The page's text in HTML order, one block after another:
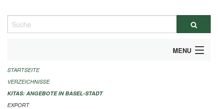
Suche
MENU
ALLGEMEINE INFORMATIONEN
IMPRESSUM
STARTSEITE
VERZEICHNISSE
KITAS: ANGEBOTE IN BASEL-STADT
EXPORT